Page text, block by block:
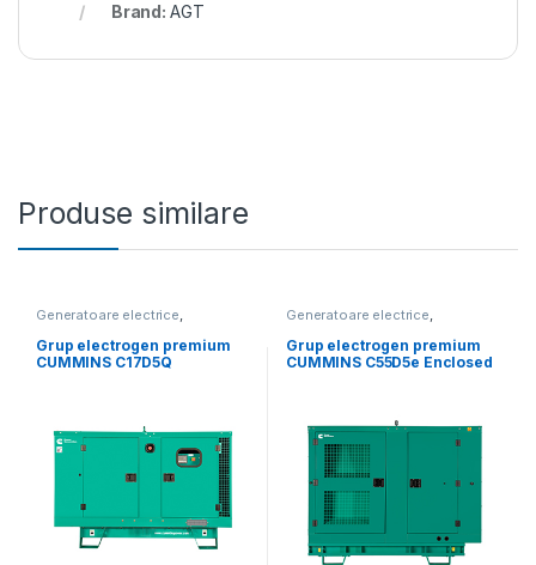
Brand: AGT
Produse similare
Generatoare electrice,
Grup electrogen premium
CUMMINS C17D5Q
Generatoare electrice,
Grup electrogen premium
CUMMINS C55D5e Enclosed